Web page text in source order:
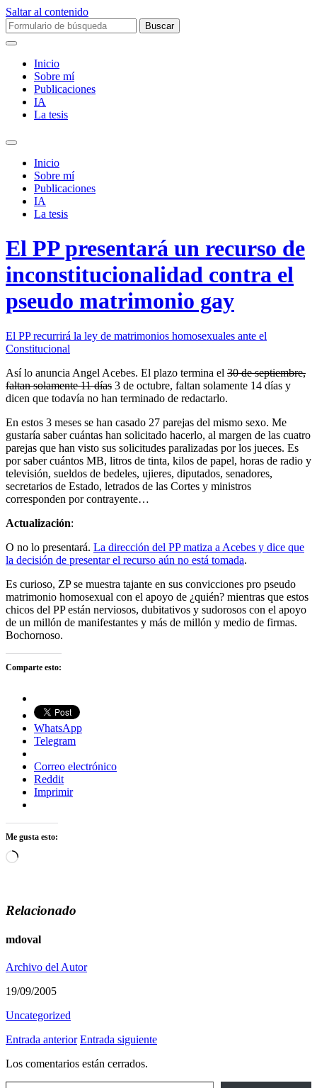
Saltar al contenido
Buscar:
Inicio
Sobre mí­
Publicaciones
IA
La tesis
Alternar
campo
búsqueda
Inicio
Sobre mí­
Publicaciones
IA
La tesis
El PP presentará un recurso de
inconstitucionalidad contra el
pseudo matrimonio gay
El PP recurrirá la ley de matrimonios homosexuales ante el
Constitucional
Así lo anuncia Angel Acebes. El plazo termina el 30 de septiembre,
faltan solamente 11 días 3 de octubre, faltan solamente 14 días y
dicen que todavía no han terminado de redactarlo.
En estos 3 meses se han casado 27 parejas del mismo sexo. Me
gustaría saber cuántas han solicitado hacerlo, al margen de las cuatro
parejas que han visto sus solicitudes paralizadas por los jueces. Es
por saber cuántos MB, litros de tinta, kilos de papel, horas de radio y
televisión, sueldos de bedeles, ujieres, diputados, senadores,
secretarios de Estado, letrados de las Cortes y ministros
corresponden por contrayente…
Actualización:
O no lo presentará. La dirección del PP matiza a Acebes y dice que
la decisión de presentar el recurso aún no está tomada.
Es curioso, ZP se muestra tajante en sus convicciones pro pseudo
matrimonio homosexual con el apoyo de ¿quién? mientras que estos
chicos del PP están nerviosos, dubitativos y sudorosos con el apoyo
de un millón de manifestantes y más de millón y medio de firmas.
Bochornoso.
Comparte esto:
WhatsApp
Telegram
Correo electrónico
Reddit
Imprimir
Me gusta esto:
Cargando...
Relacionado
mdoval
Archivo del Autor
19/09/2005
Uncategorized
Entrada anterior Entrada siguiente
Los comentarios están cerrados.
Escribe tu correo electrónico…